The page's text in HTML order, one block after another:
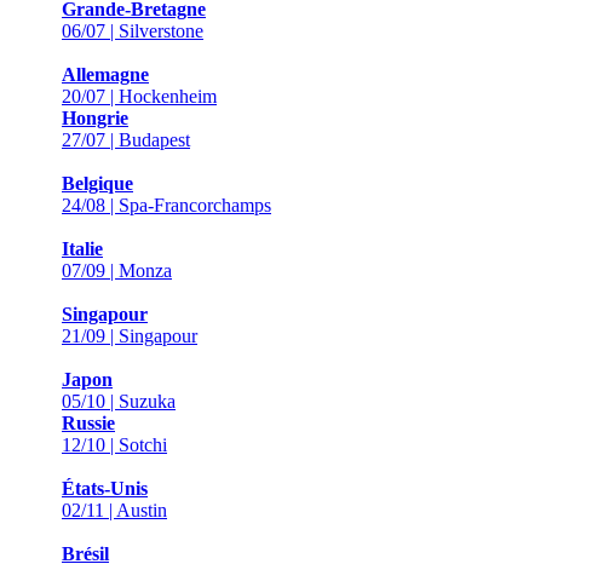
Grande-Bretagne
06/07 | Silverstone
Allemagne
20/07 | Hockenheim
Hongrie
27/07 | Budapest
Belgique
24/08 | Spa-Francorchamps
Italie
07/09 | Monza
Singapour
21/09 | Singapour
Japon
05/10 | Suzuka
Russie
12/10 | Sotchi
États-Unis
02/11 | Austin
Brésil